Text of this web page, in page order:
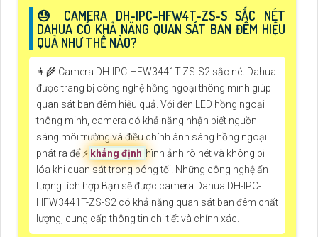
😓 CAMERA DH-IPC-HFW4T-ZS-S SẮC NÉT
DAHUA CÓ KHẢ NĂNG QUAN SÁT BAN ĐÊM HIỆU
QUẢ NHƯ THẾ NÀO?
👩‍🌾 Camera DH-IPC-HFW3441T-ZS-S2 sắc nét Dahua
được trang bị công nghệ hồng ngoại thông minh giúp
quan sát ban đêm hiệu quả. Với đèn LED hồng ngoại
thông minh, camera có khả năng nhận biết nguồn
sáng môi trường và điều chỉnh ánh sáng hồng ngoại
phát ra để ️⚡ khẳng định hình ảnh rõ nét và không bị
lóa khi quan sát trong bóng tối. Những công nghệ ấn
tượng tích hợp Bạn sẽ được camera Dahua DH-IPC-
HFW3441T-ZS-S2 có khả năng quan sát ban đêm chất
lượng, cung cấp thông tin chi tiết và chính xác.